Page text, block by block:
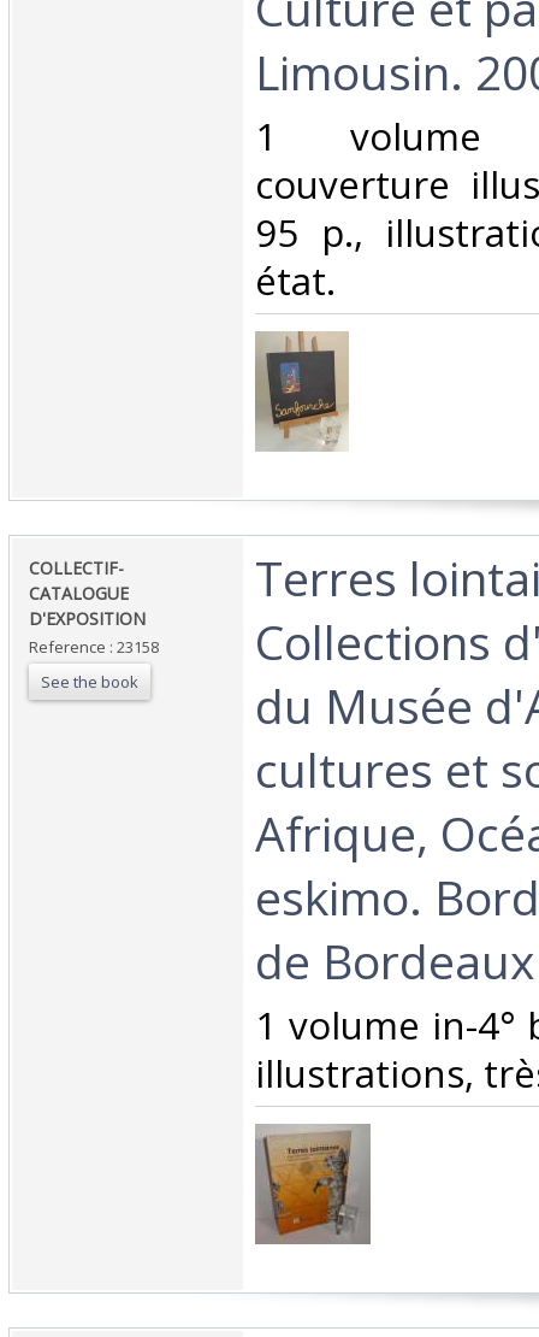
Limousin.
‎1 volume
couverture
95 p.,
état. ‎
‎COLLECTIF-
CATALOGUE
D'EXPOSITION‎
Reference : 23158
See the book
‎Terres
Collections
du Musée
cultures et
Afrique,
eskimo.
de
‎1 volume in-4°
illustrations,